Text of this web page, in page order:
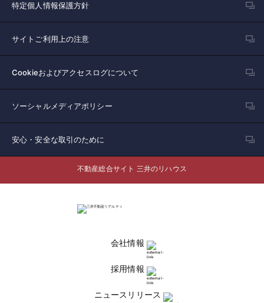
特定個人情報保護方針
サイトご利用上の注意
Cookieおよびアクセスログについて
ソーシャルメディアポリシー
安心・安全な取引のために
不動産総合サイト 三井のリハウス
会社情報
採用情報
ニュースリリース